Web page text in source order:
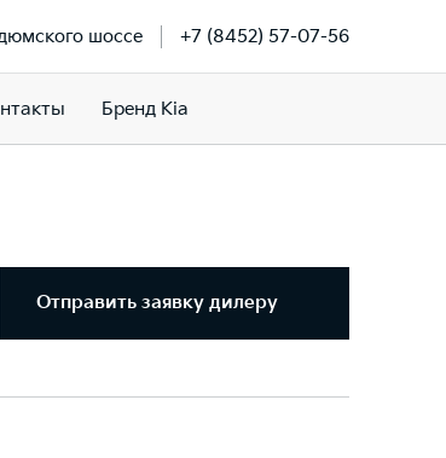
шоссе +7 (8452) 57-07-56
Бренд Kia
Отправить заявку дилеру